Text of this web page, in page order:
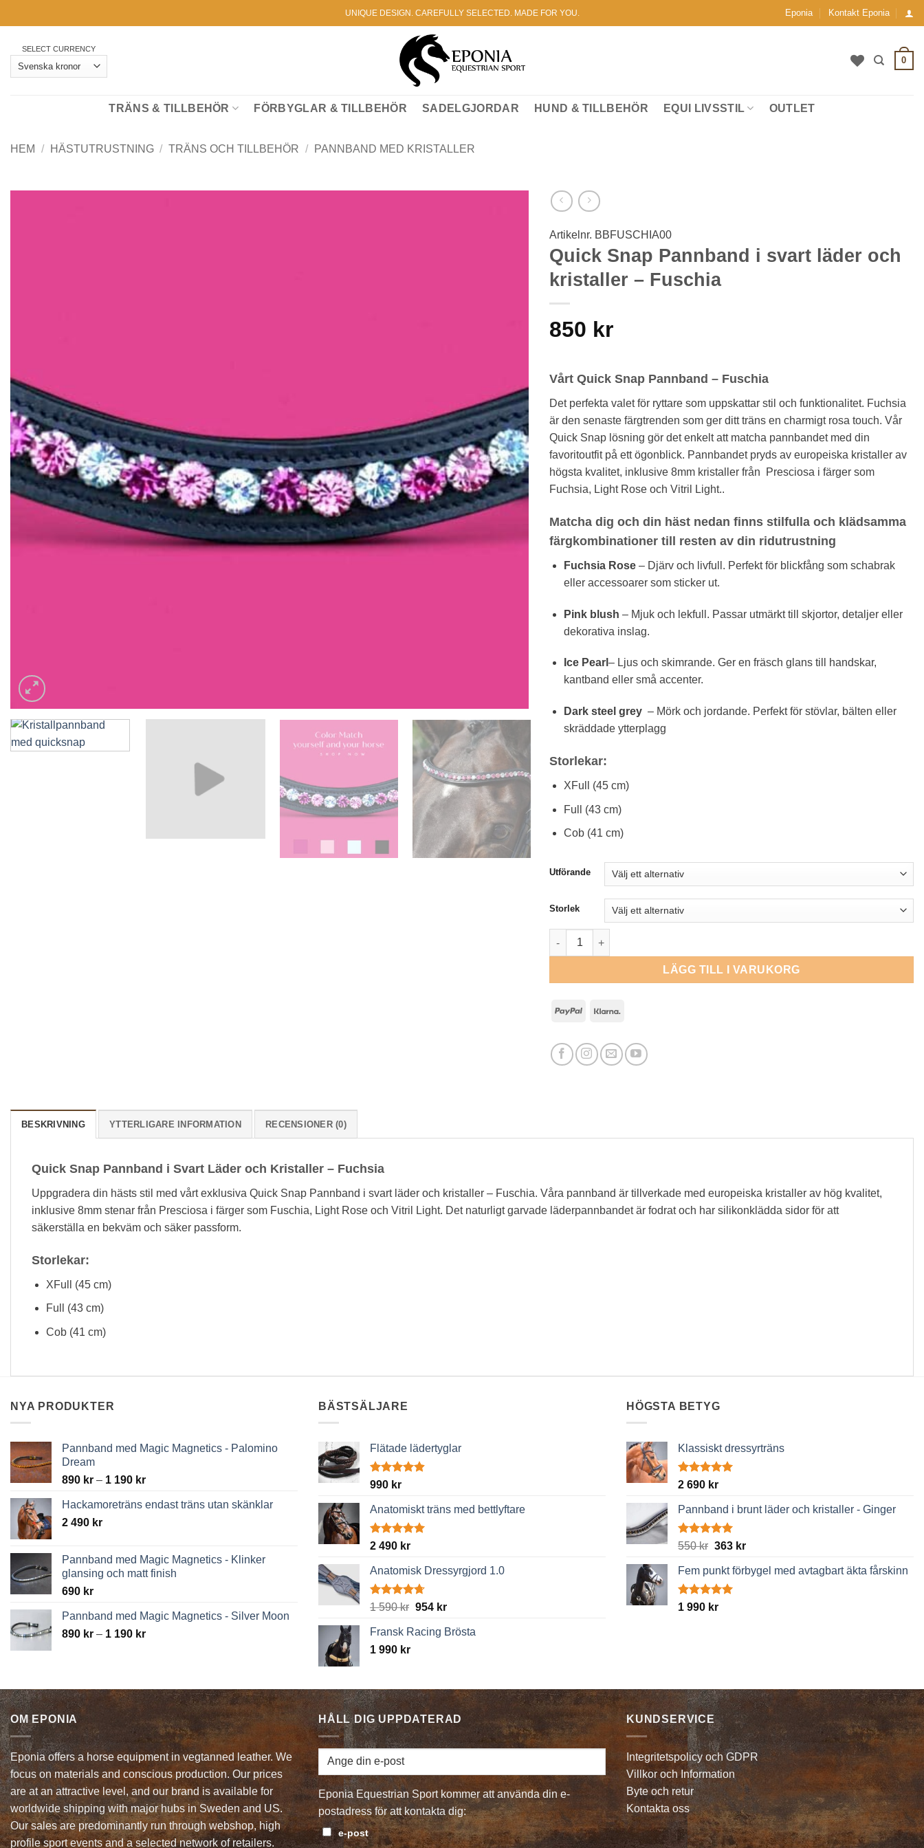
to
UNIQUE DESIGN. CAREFULLY SELECTED. MADE FOR YOU. Eponia Kontakt Eponia
SELECT CURRENCY
0
TRÄNS & TILLBEHÖR FÖRBYGLAR & TILLBEHÖR SADELGJORDAR HUND & TILLBEHÖR EQUI LIVSSTIL OUTLET
HEM / HÄSTUTRUSTNING / TRÄNS OCH TILLBEHÖR / PANNBAND MED KRISTALLER
Artikelnr. BBFUSCHIA00
Quick Snap Pannband i svart läder och
kristaller – Fuschia
850 kr
Vårt Quick Snap Pannband – Fuschia
Det perfekta valet för ryttare som uppskattar stil och funktionalitet. Fuchsia
är den senaste färgtrenden som ger ditt träns en charmigt rosa touch. Vår
Quick Snap lösning gör det enkelt att matcha pannbandet med din
favoritoutfit på ett ögonblick. Pannbandet pryds av europeiska kristaller av
högsta kvalitet, inklusive 8mm kristaller från Presciosa i färger som
Fuchsia, Light Rose och Vitril Light..
Matcha dig och din häst nedan finns stilfulla och klädsamma
färgkombinationer till resten av din ridutrustning
Fuchsia Rose– Djärv och livfull. Perfekt för blickfång som schabrak
eller accessoarer som sticker ut.
Pink blush – Mjuk och lekfull. Passar utmärkt till skjortor, detaljer eller
dekorativa inslag.
Ice Pearl – Ljus och skimrande. Ger en fräsch glans till handskar,
kantband eller små accenter.
Dark steel grey – Mörk och jordande. Perfekt för stövlar, bälten eller
skräddade ytterplagg
Storlekar:
XFull (45 cm)
Full (43 cm)
Cob (41 cm)
Utförande
Storlek
Quick Snap Pannband i svart läder och kristaller - Fuschia mängd
LÄGG TILL I VARUKORG
PayPal
BESKRIVNING YTTERLIGARE INFORMATION RECENSIONER (0)
Quick Snap Pannband i Svart Läder och Kristaller – Fuchsia
Uppgradera din hästs stil med vårt exklusiva Quick Snap Pannband i svart läder och kristaller – Fuschia. Våra pannband är tillverkade med europeiska kristaller av hög kvalitet,
inklusive 8mm stenar från Presciosa i färger som Fuschia, Light Rose och Vitril Light. Det naturligt garvade läderpannbandet är fodrat och har silikonklädda sidor för att
säkerställa en bekväm och säker passform.
Storlekar:
XFull (45 cm)
Full (43 cm)
Cob (41 cm)
NYA PRODUKTER
Pannband med Magic Magnetics - Palomino
Dream
890 kr – 1 190 krPrice
890 kr
Hackamoreträns endast träns utan skänklar
2 490 kr
Pannband med Magic Magnetics - Klinker
glansing och matt finish
690 kr
Pannband med Magic Magnetics - Silver Moon
890 kr – 1 190 krPrice
1
190 kr
BÄSTSÄLJARE
Flätade lädertyglar
Betygsatt
990 kr
Anatomiskt träns med bettlyftare
Betygsatt
2 490 kr
Anatomisk Dressyrgjord 1.0
Betygsatt
1 590kr Det
priset
954 krDet
priset
Fransk Racing Brösta
1 990 kr
HÖGSTA BETYG
Klassiskt dressyrträns
Betygsatt
2 690 kr
Pannband i brunt läder och kristaller - Ginger
Betygsatt
550kr Det
priset
var:
550 kr.
363 krDet
priset
Fem punkt förbygel med avtagbart äkta fårskinn
Betygsatt
1 990 kr
OM EPONIA
Eponia offers a horse equipment in vegtanned leather. We
focus on materials and conscious production. Our prices
are at an attractive level, and our brand is available for
worldwide shipping with major hubs in Sweden and US.
Our sales are predominantly run through webshop, high
profile sport events and a selected network of retailers.
HÅLL DIG UPPDATERAD
Eponia Equestrian Sport kommer att använda din e-
postadress för att kontakta dig:
e-post
KUNDSERVICE
Integritetspolicy och GDPR
Villkor och Information
Byte och retur
Kontakta oss